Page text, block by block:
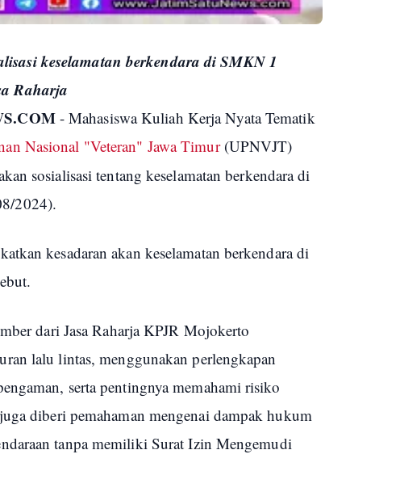
keselamatan berkendara di SMKN 1
Raharja
- Mahasiswa Kuliah Kerja Nyata Tematik
Nasional "Veteran" Jawa Timur(UPNVJT)
sosialisasi tentang keselamatan berkendara di
2024).
kesadaran akan keselamatan berkendara di
dari Jasa Raharja KPJR Mojokerto
lalu lintas, menggunakan perlengkapan
serta pentingnya memahami risiko
diberi pemahaman mengenai dampak hukum
tanpa memiliki Surat Izin Mengemudi